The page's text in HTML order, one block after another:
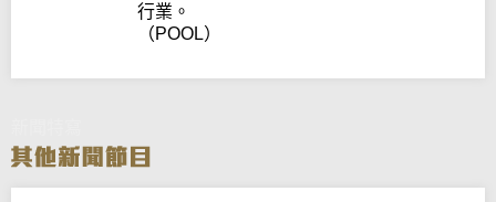
行業。
（POOL）